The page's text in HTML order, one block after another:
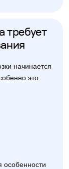
требует
начинается
это
особенности